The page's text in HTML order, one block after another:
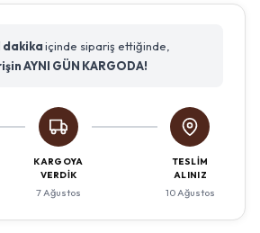
dakikaiçinde sipariş ettiğinde,
AYNI GÜN KARGODA!
KARGOYA
VERDIK
7 Ağustos
TESLIM
ALINIZ
10 Ağustos